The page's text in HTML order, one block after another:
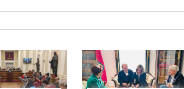
búsqueda